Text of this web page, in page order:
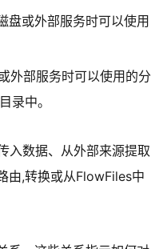
盘或外部服务时可以使用
外部服务时可以使用的分
录中。
入数据、从外部来源提取
由,转换或从FlowFiles中